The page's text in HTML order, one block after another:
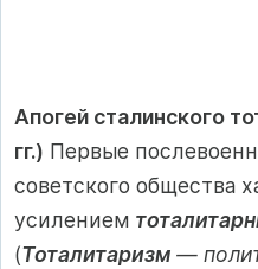
Апогей сталинского
гг.) Первые
советского общества
усилением
(Тоталитаризм —